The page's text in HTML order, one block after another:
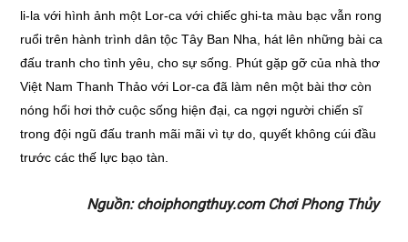
li-la với hình ảnh một Lor-ca với chiếc ghi-ta màu bạc vẫn rong
ruổi trên hành trình dân tộc Tây Ban Nha, hát lên những bài ca
đấu tranh cho tình yêu, cho sự sống. Phút gặp gỡ của nhà thơ
Việt Nam Thanh Thảo với Lor-ca đã làm nên một bài thơ còn
nóng hổi hơi thở cuộc sống hiện đại, ca ngợi người chiến sĩ
trong đội ngũ đấu tranh mãi mãi vì tự do, quyết không cúi đầu
trước các thế lực bạo tàn.
Nguồn: choiphongthuy.com Chơi Phong Thủy